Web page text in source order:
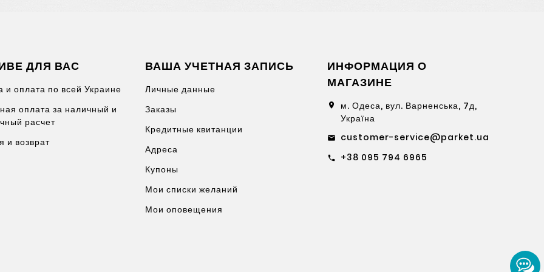
Киев, Харьков, Львов, Запорожье, Кривой Рог, Ужгород, Черноморск, Рени, Измаил, Николаев, Херсон,
Житомир, Чернигов, Одесса и другие.
цене
представлен в интернет-магазине
ДЛЯ ВАС
и оплата по всей Украине
оплата за наличный и
расчет
и возврат
ВАША УЧЕТНАЯ ЗАПИСЬ
Личные данные
Заказы
Кредитные квитанции
Адреса
Купоны
Мои списки желаний
Мои оповещения
ИНФОРМАЦИЯ О
МАГАЗИНЕ
location_on
м. Одеса, вул. Варненська, 7д,
Україна
email customer-service@parket.ua
call +38 095 794 6965